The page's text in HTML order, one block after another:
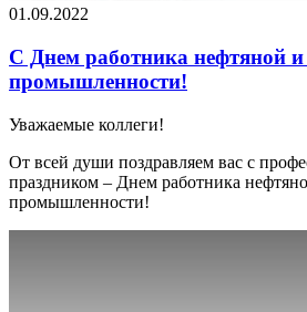
01.09.2022
С Днем работника нефтяной и
промышленности!
Уважаемые коллеги!
От всей души поздравляем вас с
праздником – Днем работника
промышленности!